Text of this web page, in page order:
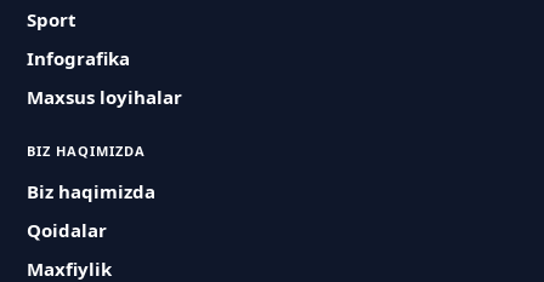
Sport
Infografika
Maxsus loyihalar
BIZ HAQIMIZDA
Biz haqimizda
Qoidalar
Maxfiylik